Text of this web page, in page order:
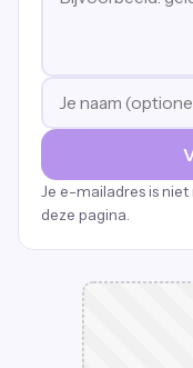
Je e-mailadres is
deze pagina.